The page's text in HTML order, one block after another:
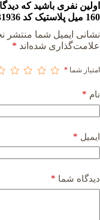
اولین نفری باشید که
160 میل پلاستیک کد 31936”
نشانی ایمیل شما منتشر
علامت‌گذاری شده‌اند *
امتیاز شما *
نام *
ایمیل *
دیدگاه شما *